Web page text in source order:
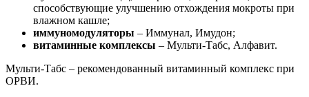
способствующие улучшению отхождения мокроты при
влажном кашле;
иммуномодуляторы – Иммунал, Имудон;
витаминные комплексы – Мульти-Табс, Алфавит.
Мульти-Табс – рекомендованный витаминный комплекс при
ОРВИ.